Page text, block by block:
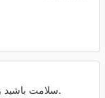
سلامت باشید و همچنین.